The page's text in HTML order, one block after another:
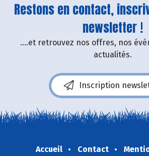
Restons en contact,
newsletter !
....et retrouvez nos offres, nos
actualités.
Inscription
Accueil Contact